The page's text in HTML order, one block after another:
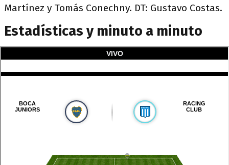
Martínez y Tomás Conechny. DT: Gustavo Costas.
Estadísticas y minuto a minuto